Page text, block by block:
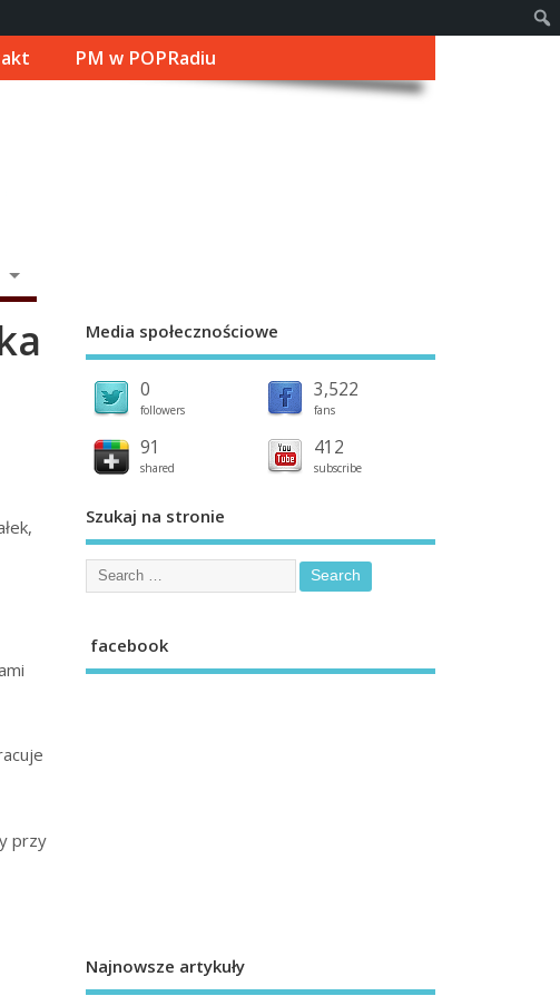
PM w POPRadiu
przy
Media społecznościowe
0
followers
3,522
fans
91
shared
412
subscribe
Szukaj na stronie
facebook
Najnowsze artykuły